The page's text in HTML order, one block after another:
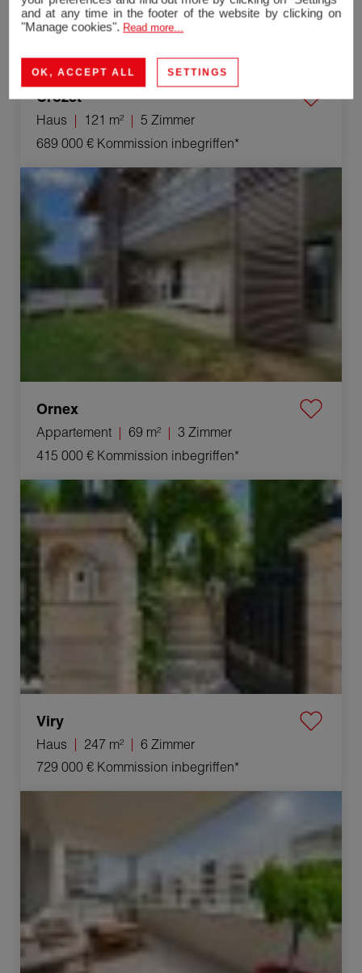
Crozet
Haus 121 m²
5 Zimmer
689 000 € Kommission inbegriffen*
Verkauf Appartement Ornex 3 Zimmer 69 m²
Ornex
Appartement 69 m²
3 Zimmer
415 000 € Kommission inbegriffen*
Verkauf Haus Viry 6 Zimmer 247 m²
Viry
Haus 247 m²
6 Zimmer
729 000 € Kommission inbegriffen*
Verkauf Appartement Saint-Genis-Pouilly 3 Zimmer 69 m²
and at any time in the footer of the website by clicking on
"Manage cookies". Read more...
OK, ACCEPT ALL SETTINGS